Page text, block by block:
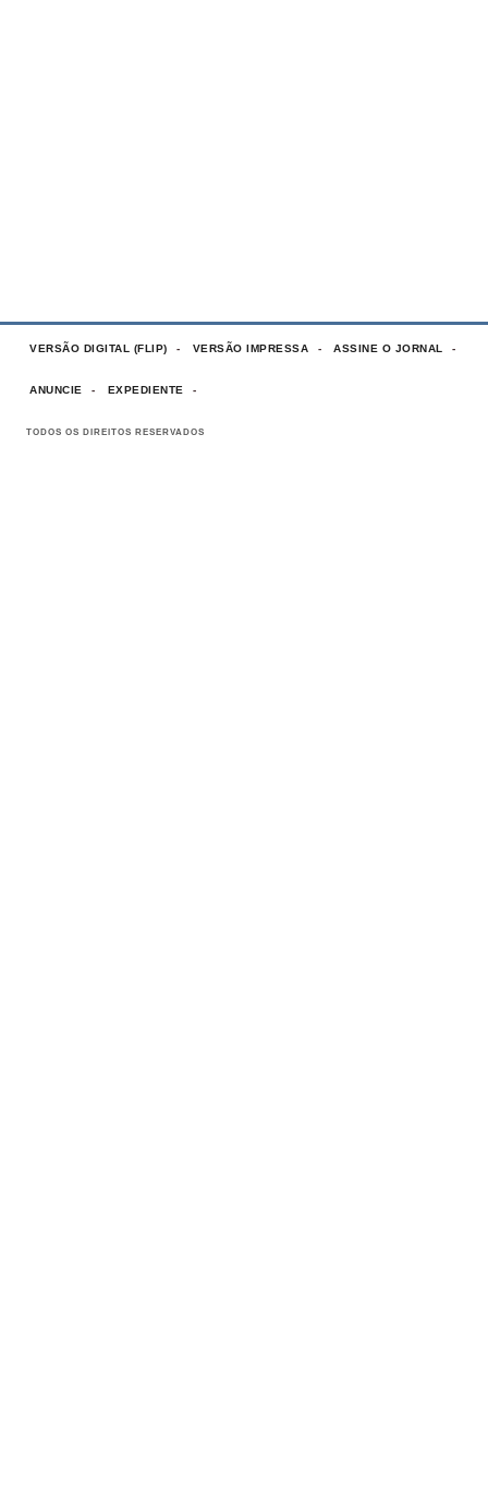
VERSÃO DIGITAL (FLIP) VERSÃO IMPRESSA ASSINE O JORNAL
ANUNCIE EXPEDIENTE
TODOS OS DIREITOS RESERVADOS